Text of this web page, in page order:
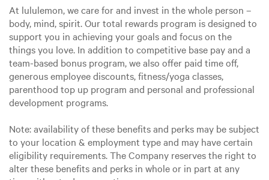
At lululemon, we care for and invest in the whole person –
body, mind, spirit. Our total rewards program is designed to
support you in achieving your goals and focus on the
things you love. In addition to competitive base pay and a
team-based bonus program, we also offer paid time off,
generous employee discounts, fitness/yoga classes,
parenthood top up program and personal and professional
development programs.
Note: availability of these benefits and perks may be subject
to your location & employment type and may have certain
eligibility requirements. The Company reserves the right to
alter these benefits and perks in whole or in part at any